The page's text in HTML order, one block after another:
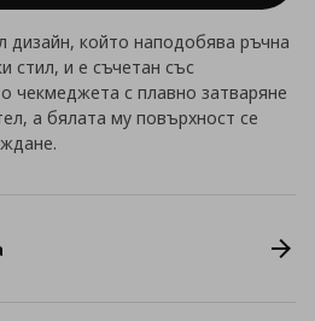
дизайн, който наподобява ръчна
стил, и е съчетан със
чекмеджета с плавно затваряне
а бялата му повърхност се